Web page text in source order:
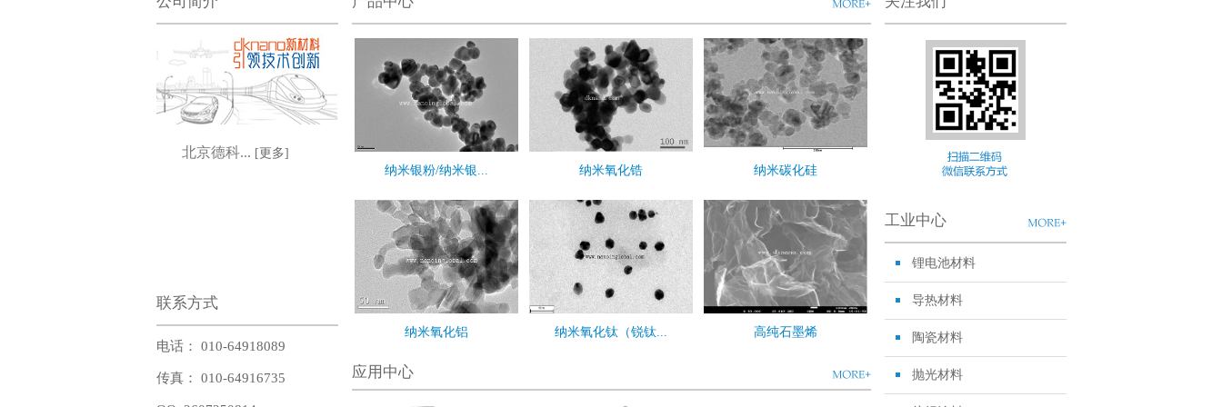
北京德科... [更多]
联系方式
电话： 010-64918089
传真： 010-64916735
纳米银粉/纳米银... 纳米氧化锆 纳米碳化硅
纳米氧化铝 纳米氧化钛（锐钛... 高纯石墨烯
应用中心
工业中心
锂电池材料
导热材料
陶瓷材料
抛光材料